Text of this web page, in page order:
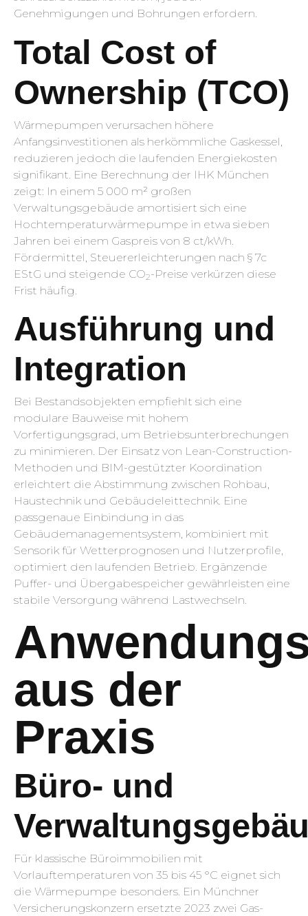
Genehmigungen und Bohrungen erfordern.
Total Cost of
Ownership (TCO)
Wärmepumpen verursachen höhere
Anfangsinvestitionen als herkömmliche Gaskessel,
reduzieren jedoch die laufenden Energiekosten
signifikant. Eine Berechnung der IHK München
zeigt: In einem 5 000 m² großen
Verwaltungsgebäude amortisiert sich eine
Hochtemperaturwärmepumpe in etwa sieben
Jahren bei einem Gaspreis von 8 ct/kWh.
Fördermittel, Steuererleichterungen nach § 7c
EStG und steigende CO2-Preise verkürzen diese
Frist häufig.
Ausführung und
Integration
Bei Bestandsobjekten empfiehlt sich eine
modulare Bauweise mit hohem
Vorfertigungsgrad, um Betriebsunterbrechungen
zu minimieren. Der Einsatz von Lean-Construction-
Methoden und BIM-gestützter Koordination
erleichtert die Abstimmung zwischen Rohbau,
Haustechnik und Gebäudeleittechnik. Eine
passgenaue Einbindung in das
Gebäudemanagementsystem, kombiniert mit
Sensorik für Wetterprognosen und Nutzerprofile,
optimiert den laufenden Betrieb. Ergänzende
Puffer- und Übergabespeicher gewährleisten eine
stabile Versorgung während Lastwechseln.
aus der
Praxis
Büro- und
Für klassische Büroimmobilien mit
Vorlauftemperaturen von 35 bis 45 °C eignet sich
die Wärmepumpe besonders. Ein Münchner
Versicherungskonzern ersetzte 2023 zwei Gas-